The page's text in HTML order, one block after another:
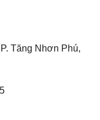
Tăng Nhơn Phú,